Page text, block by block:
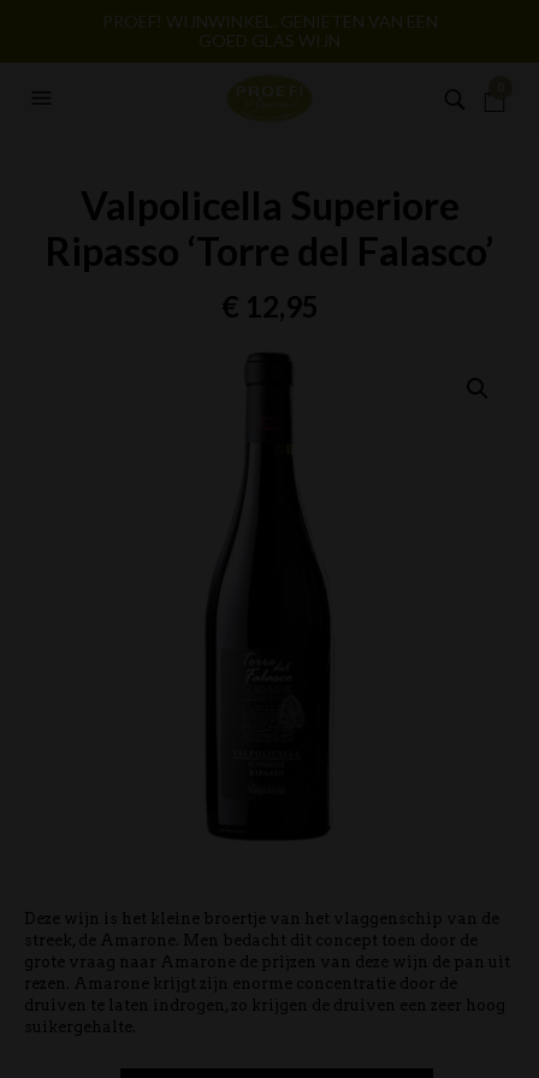
PROEF! WIJNWINKEL. GENIETEN VAN EEN
GOED GLAS WIJN
Valpolicella Superiore
Ripasso ‘Torre del Falasco’
€ 12,95
Deze wijn is het kleine broertje van het vlaggenschip van de
streek, de Amarone. Men bedacht dit concept toen door de
grote vraag naar Amarone de prijzen van deze wijn de pan uit
rezen. Amarone krijgt zijn enorme concentratie door de
druiven te laten indrogen, zo krijgen de druiven een zeer hoog
suikergehalte.